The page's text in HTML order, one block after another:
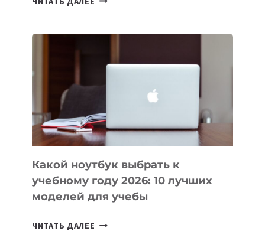
ПОМОГАЮТ
СОЗДАВАТЬ
БЕЗ
СЛОЖНОГО
КОДА
Какой ноутбук выбрать к
учебному году 2026: 10 лучших
моделей для учебы
ЧИТАТЬ ДАЛЕЕ КАКОЙ